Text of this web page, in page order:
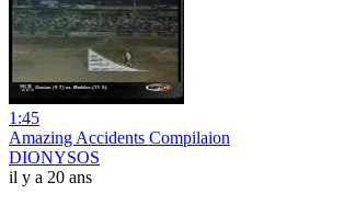
1:45
Amazing Accidents Compilaion
DIONYSOS
il y a 20 ans